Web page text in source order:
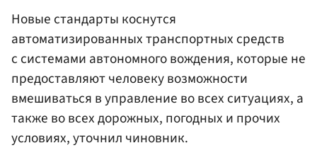
Новые стандарты коснутся
автоматизированных транспортных средств
с системами автономного вождения, которые не
предоставляют человеку возможности
вмешиваться в управление во всех ситуациях, а
также во всех дорожных, погодных и прочих
условиях, уточнил чиновник.